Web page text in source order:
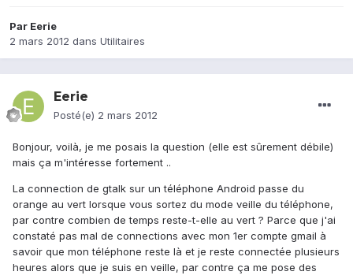
Par Eerie
2 mars 2012 dans Utilitaires
Eerie
Posté(e) 2 mars 2012
Bonjour, voilà, je me posais la question (elle est sûrement débile)
mais ça m'intéresse fortement ..
La connection de gtalk sur un téléphone Android passe du
orange au vert lorsque vous sortez du mode veille du téléphone,
par contre combien de temps reste-t-elle au vert ? Parce que j'ai
constaté pas mal de connections avec mon 1er compte gmail à
savoir que mon téléphone reste là et je reste connectée plusieurs
heures alors que je suis en veille, par contre ça me pose des